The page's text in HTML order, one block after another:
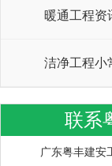
暖通工程资
洁净工程小
联系
广东粤丰建安